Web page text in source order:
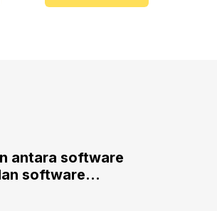
antara software
software